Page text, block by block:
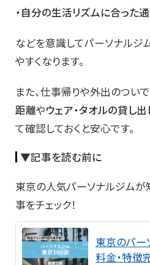
・自分の生活リズムに合った
などを意識してパーソナルジ
やすくなります。
また、仕事帰りや外出のつい
距離やウェア・タオルの貸し
て確認しておくと安心です。
▼記事を読む前に
東京の人気パーソナルジムが
事をチェック！
東京のパー
料金・特徴